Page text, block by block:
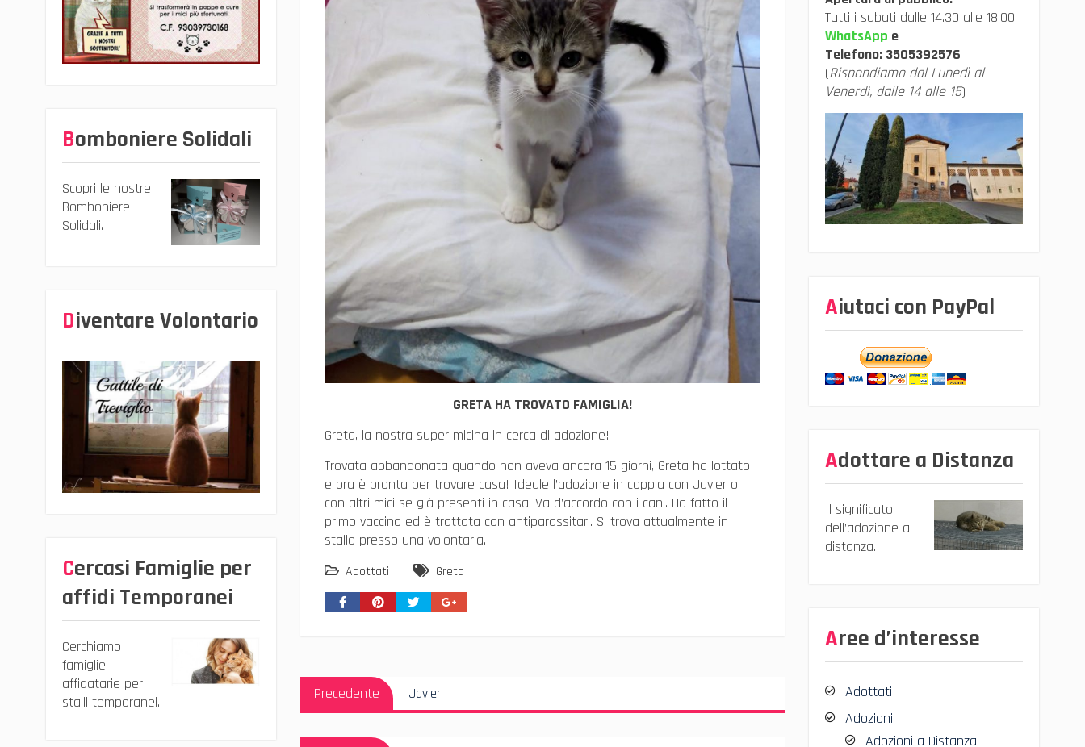
GRETA HA TROVATO FAMIGLIA!
Greta, la nostra super micina in cerca di adozione!
Trovata abbandonata quando non aveva ancora 15 giorni, Greta ha lottato
e ora è pronta per trovare casa! Ideale l’adozione in coppia con Javier o
con altri mici se già presenti in casa. Va d’accordo con i cani. Ha fatto il
primo vaccino ed è trattata con antiparassitari. Si trova attualmente in
stallo presso una volontaria.
Adottati Greta
Navigazione
articoli
Precedente
Articolo
Precedente:
Javier
Tutti i sabati dalle 14.30 alle 18.00
WhatsApp e
Telefono: 3505392576
(Rispondiamo dal Lunedì al
Venerdì, dalle 14 alle 15)
Aiutaci con PayPal
Adottare a Distanza
Il significato
dell’adozione a
distanza.
Aree d’interesse
Adottati
Adozioni
Adozioni a Distanza
Bomboniere Solidali
Scopri le nostre
Bomboniere
Solidali.
Diventare Volontario
Cercasi Famiglie per
affidi Temporanei
Cerchiamo
famiglie
affidatarie per
stalli temporanei.